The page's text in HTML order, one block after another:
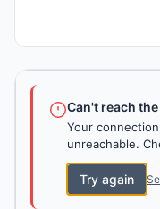
Can't reach
Your
unreachable.
Try again